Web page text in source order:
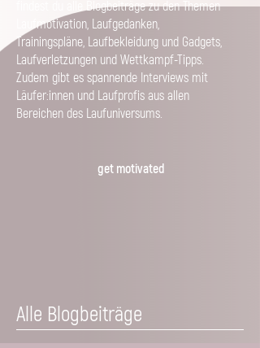
findest du alle Blogbeiträge zu den Themen
Laufmotivation, Laufgedanken,
Trainingspläne, Laufbekleidung und Gadgets,
Laufverletzungen und Wettkampf-Tipps.
Zudem gibt es spannende Interviews mit
Läufer:innen und Laufprofis aus allen
Bereichen des Laufuniversums.
get motivated
Alle Blogbeiträge